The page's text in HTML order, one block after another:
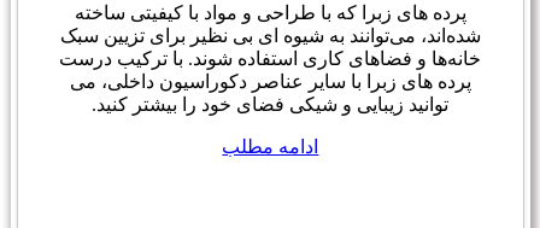
پرده های زبرا که با طراحی و مواد با کیفیتی ساخته
شده‌اند، می‌توانند به شیوه ای بی نظیر برای تزیین سبک
خانه‌ها و فضاهای کاری استفاده شوند. با ترکیب درست
پرده های زبرا با سایر عناصر دکوراسیون داخلی، می
توانید زیبایی و شیکی فضای خود را بیشتر کنید.
ادامه مطلب